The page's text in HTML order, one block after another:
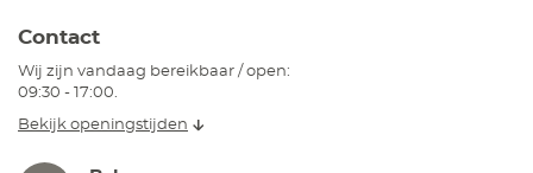
Contact
Wij zijn vandaag bereikbaar / open:
09:30 - 17:00.
Bekijk openingstijden